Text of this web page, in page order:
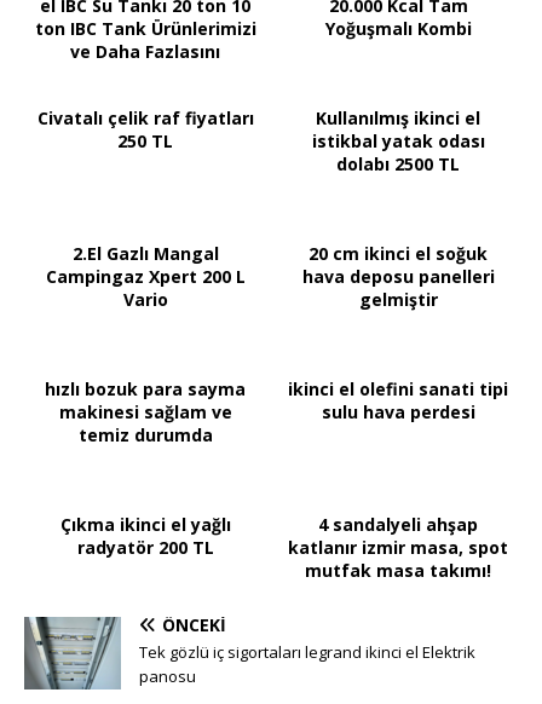
el IBC Su Tankı 20 ton 10
ton IBC Tank Ürünlerimizi
ve Daha Fazlasını
20.000 Kcal Tam
Yoğuşmalı Kombi
Civatalı çelik raf fiyatları
250 TL
Kullanılmış ikinci el
istikbal yatak odası
dolabı 2500 TL
2.El Gazlı Mangal
Campingaz Xpert 200 L
Vario
20 cm ikinci el soğuk
hava deposu panelleri
gelmiştir
hızlı bozuk para sayma
makinesi sağlam ve
temiz durumda
ikinci el olefini sanati tipi
sulu hava perdesi
Çıkma ikinci el yağlı
radyatör 200 TL
4 sandalyeli ahşap
katlanır izmir masa, spot
mutfak masa takımı!
ÖNCEKI
Tek gözlü iç sigortaları legrand ikinci el Elektrik
panosu